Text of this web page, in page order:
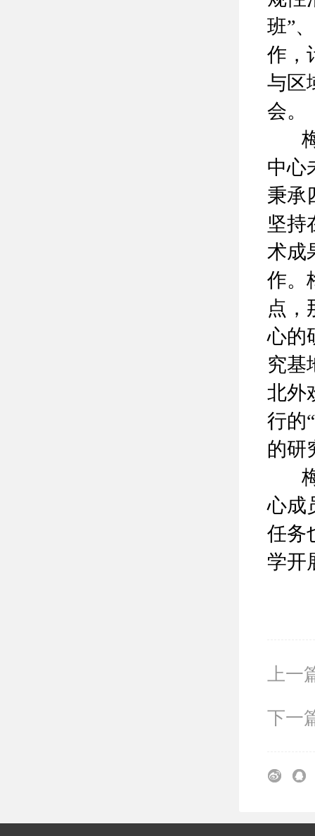
班”
作，
与区
会。
梅
中心
秉承
坚持
术成
作。
点，
心的
究基
北外
行的
的研
梅
心成
任务
学开
上一
下一